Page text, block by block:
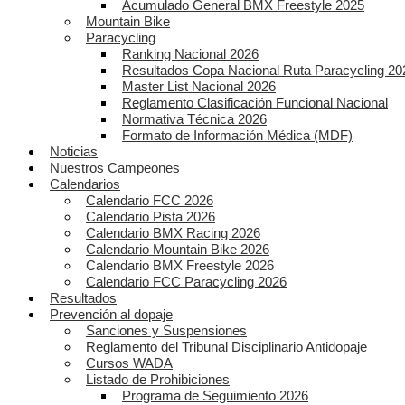
Acumulado General BMX Freestyle 2025
Mountain Bike
Paracycling
Ranking Nacional 2026
Resultados Copa Nacional Ruta Paracycling
Master List Nacional 2026
Reglamento Clasificación Funcional Nacional
Normativa Técnica 2026
Formato de Información Médica (MDF)
Noticias
Nuestros Campeones
Calendarios
Calendario FCC 2026
Calendario Pista 2026
Calendario BMX Racing 2026
Calendario Mountain Bike 2026
Calendario BMX Freestyle 2026
Calendario FCC Paracycling 2026
Resultados
Prevención al dopaje
Sanciones y Suspensiones
Reglamento del Tribunal Disciplinario Antidopaje
Cursos WADA
Listado de Prohibiciones
Programa de Seguimiento 2026